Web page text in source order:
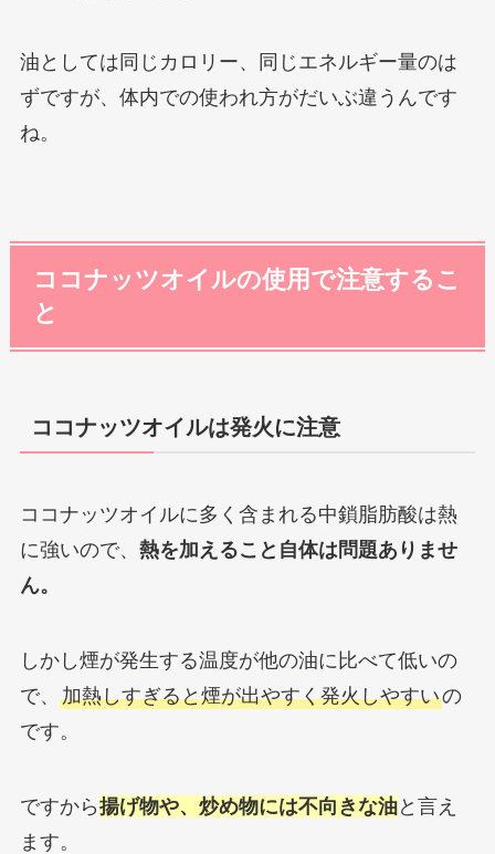
油としては同じカロリー、同じエネルギー量のは
ずですが、体内での使われ方がだいぶ違うんです
ね。
ココナッツオイルの使用で注意するこ
と
ココナッツオイルは発火に注意
ココナッツオイルに多く含まれる中鎖脂肪酸は熱
に強いので、 熱を加えること自体は問題ありませ
ん。
しかし煙が発生する温度が他の油に比べて低いの
で、 加熱しすぎると煙が出やすく発火しやすいの
です。
ですから揚げ物や、炒め物には不向きな油と言え
ます。